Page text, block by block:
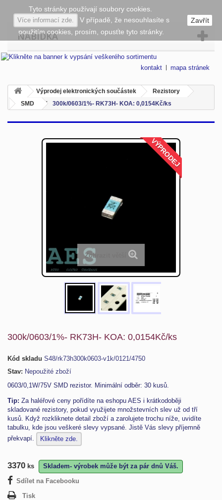
NABÍDKA
kontakt mapa stránek
Výprodej elektronických součástek
Rezistory
SMD
300k/0603/1%- RK73H- KOA: 0,0154Kč/ks
VÝPRODEJ
Zobrazit větší
300k/0603/1%- RK73H- KOA: 0,0154Kč/ks
Kód skladu S48/rk73h300k0603-v1k/0121/4750
Stav: Nepoužité zboží
0603/0,1W/75V SMD rezistor. Minimální odběr: 30 kusů.
Tip: Za haléřové ceny pořídíte na eshopu AES i krátkodoběji
skladované rezistory, pokud využijete množstevních slev už od tří
kusů. Když rozkliknete detail zboží a zarolujete trochu níže, uvidíte
tabulku, kde jsou veškeré slevy vypsané. Jistě Vás slevy příjemně
překvapí.
Klikněte zde.
3370 ks
Skladem- výrobek může být za pár dnů Váš.
Sdílet na Facebooku
Tisk
Tyto stránky používají soubory cookies.
Více informací zde.
V případě, že nesouhlasíte s
použitím cookies, prosím, opusťte tyto stránky.
Zavřít